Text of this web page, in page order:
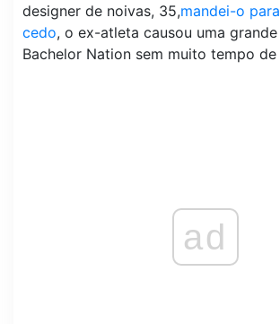
designer de noivas, 35,mandei-o
cedo, o ex-atleta causou uma
Bachelor Nation sem muito tempo de
ad